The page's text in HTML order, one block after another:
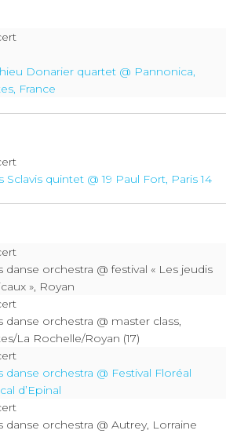
Donarier quartet @ Pannonica,
France
Sclavis quintet @ 19 Paul Fort, Paris 14
danse orchestra @ festival « Les jeudis
», Royan
danse orchestra @ master class,
La Rochelle/Royan (17)
danse orchestra @ Festival Floréal
d’Epinal
danse orchestra @ Autrey, Lorraine